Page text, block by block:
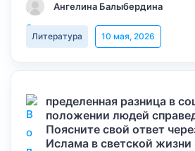
Ангелина Балыбердина
Литература 10 мая, 2026
пределенная разница в
положении людей
Поясните свой ответ
Ислама в светской жизни